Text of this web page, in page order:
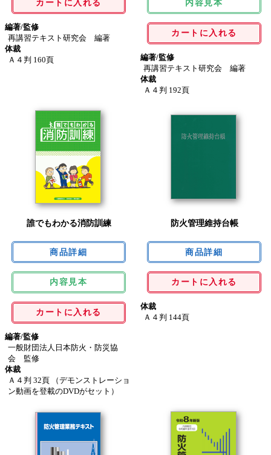
カートに入れる
編著/監修
再講習テキスト研究会 編著
体裁
Ａ４判 160頁
内容見本
カートに入れる
編著/監修
再講習テキスト研究会 編著
体裁
Ａ４判 192頁
誰でもわかる消防訓練
内容見本
カートに入れる
編著/監修
一般財団法人日本防火・防災協
会 監修
体裁
Ａ４判 32頁 （デモンストレーショ
ン動画を登載のDVDがセット）
防火管理維持台帳
カートに入れる
体裁
Ａ４判 144頁